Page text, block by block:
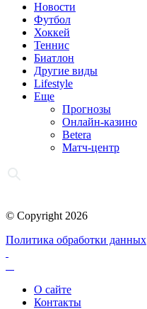
Новости
Футбол
Хоккей
Теннис
Биатлон
Другие виды
Lifestyle
Еще
Прогнозы
Онлайн-казино
Betera
Матч-центр
© Copyright 2026
Политика обработки данных
О сайте
Контакты